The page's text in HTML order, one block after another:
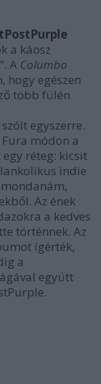
a káosz
A Columbo
hogy egészen
több fülén
egyszerre.
módon a
réteg: kicsit
indie
Az ének
a kedves
történnek. Az
ígérték,
a
együtt